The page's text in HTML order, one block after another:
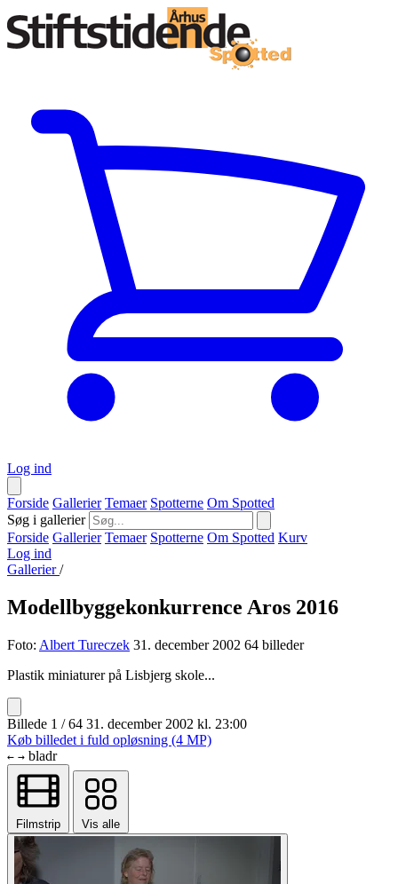
Log ind
Forside Gallerier Temaer Spotterne Om Spotted
Søg i gallerier
Forside Gallerier Temaer Spotterne Om Spotted Kurv
Log ind
Gallerier/
Modellbyggekonkurrence Aros 2016
Foto: Albert Tureczek 31. december 2002 64 billeder
Plastik miniaturer på Lisbjerg skole...
Billede 1 / 64 31. december 2002 kl. 23:00
Køb billedet i fuld opløsning (4 MP)
← → bladr
Filmstrip Vis alle